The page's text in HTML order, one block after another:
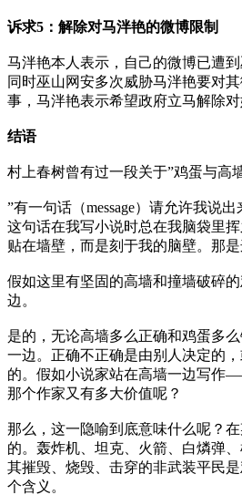
诉求5：解除对马泮艳的微博限制
马泮艳本人表示，自己的微博已遭
同时巫山网安多次威胁马泮艳要对
事，马泮艳表示希望政府立马解除对
结语
村上春树曾有过一段关于”鸡蛋与高
”有一句话（message）请允许我说
这句话在我写小说时总在我脑袋里
贴在墙壁，而是刻于我的脑壁。那是
假如这里有坚固的高墙和撞墙破碎
边。
是的，无论高墙多么正确和鸡蛋多
一边。正确不正确是由别人决定的
的。假如小说家站在高墙一边写
那个作家又有多大价值呢？
那么，这一隐喻到底意味什么呢？
的。轰炸机、坦克、火箭、白燐弹
其摧毁、烧毁、击穿的非武装平民
个含义。